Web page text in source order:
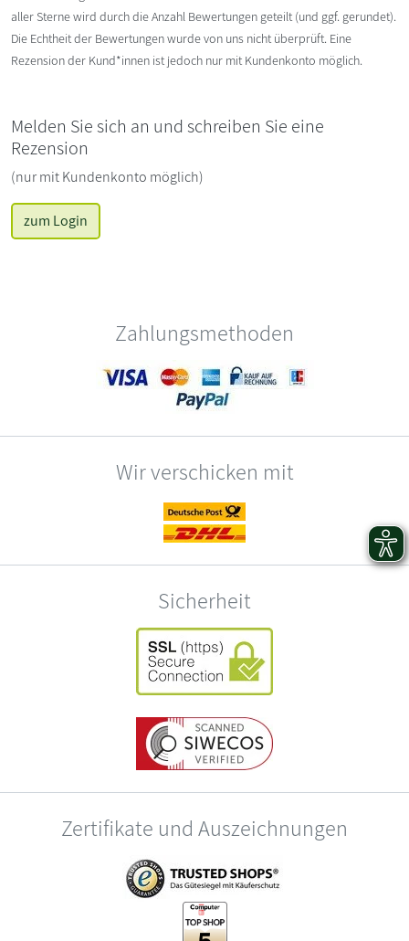
aller Sterne wird durch die Anzahl Bewertungen geteilt (und ggf. gerundet).
Die Echtheit der Bewertungen wurde von uns nicht überprüft. Eine
Rezension der Kund*innen ist jedoch nur mit Kundenkonto möglich.
Melden Sie sich an und schreiben Sie eine
Rezension
(nur mit Kundenkonto möglich)
zum Login
Zahlungsmethoden
Wir verschicken mit
Sicherheit
Zertifikate und Auszeichnungen